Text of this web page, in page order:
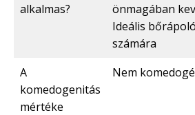
alkalmas?
önmagában
Ideális
számára
A
komedogenitás
mértéke
Nem